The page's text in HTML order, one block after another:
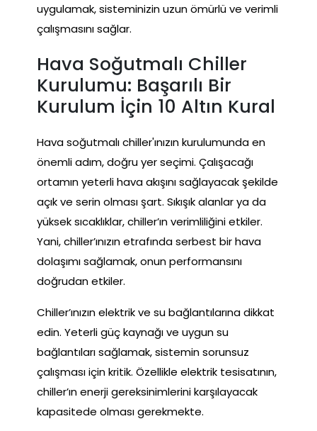
uygulamak, sisteminizin uzun ömürlü ve verimli
çalışmasını sağlar.
Hava Soğutmalı Chiller
Kurulumu: Başarılı Bir
Kurulum İçin 10 Altın Kural
Hava soğutmalı chiller'ınızın kurulumunda en
önemli adım, doğru yer seçimi. Çalışacağı
ortamın yeterli hava akışını sağlayacak şekilde
açık ve serin olması şart. Sıkışık alanlar ya da
yüksek sıcaklıklar, chiller’ın verimliliğini etkiler.
Yani, chiller’ınızın etrafında serbest bir hava
dolaşımı sağlamak, onun performansını
doğrudan etkiler.
Chiller’ınızın elektrik ve su bağlantılarına dikkat
edin. Yeterli güç kaynağı ve uygun su
bağlantıları sağlamak, sistemin sorunsuz
çalışması için kritik. Özellikle elektrik tesisatının,
chiller’ın enerji gereksinimlerini karşılayacak
kapasitede olması gerekmekte.